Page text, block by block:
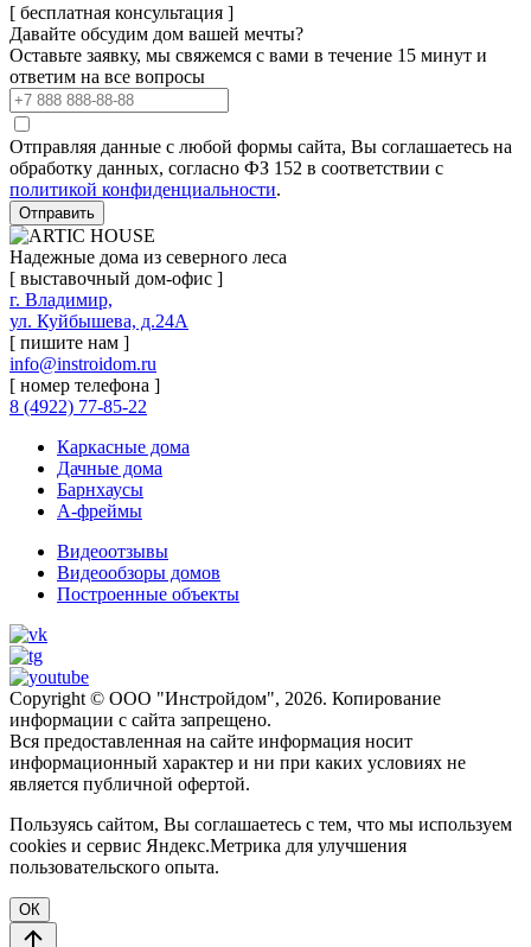
[ бесплатная консультация ]
Давайте обсудим дом вашей мечты?
Оставьте заявку, мы свяжемся с вами в течение 15 минут и
ответим на все вопросы
Отправляя данные с любой формы сайта, Вы соглашаетесь на
обработку данных, согласно ФЗ 152 в соответствии с
политикой конфиденциальности.
Отправить
Надежные дома из северного леса
[ выставочный дом-офис ]
г. Владимир,
ул. Куйбышева, д.24А
[ пишите нам ]
info@instroidom.ru
[ номер телефона ]
8 (4922) 77-85-22
Каркасные дома
Дачные дома
Барнхаусы
А-фреймы
Видеоотзывы
Видеообзоры домов
Построенные объекты
Copyright © ООО "Инстройдом", 2026. Копирование
информации с сайта запрещено.
Вся предоставленная на сайте информация носит
информационный характер и ни при каких условиях не
является публичной офертой.
Пользуясь сайтом, Вы соглашаетесь с тем, что мы используем
cookies и сервис Яндекс.Метрика для улучшения
пользовательского опыта.
ОК